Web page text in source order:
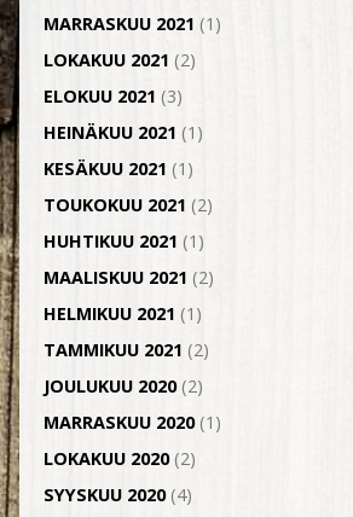
MARRASKUU 2021 (1)
LOKAKUU 2021 (2)
ELOKUU 2021 (3)
HEINÄKUU 2021 (1)
KESÄKUU 2021 (1)
TOUKOKUU 2021 (2)
HUHTIKUU 2021 (1)
MAALISKUU 2021 (2)
HELMIKUU 2021 (1)
TAMMIKUU 2021 (2)
JOULUKUU 2020(2)
MARRASKUU 2020(1)
LOKAKUU 2020(2)
SYYSKUU 2020(4)